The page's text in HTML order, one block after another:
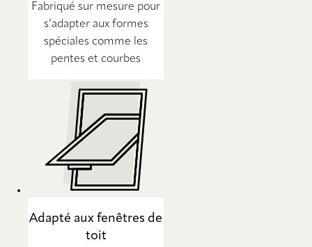
Fabriqué sur mesure pour
s’adapter aux formes
spéciales comme les
pentes et courbes
Adapté aux fenêtres de
toit